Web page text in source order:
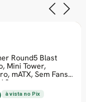
Round5 Blast
Mini Tower,
mATX, Sem Fans,
à vista no Pix